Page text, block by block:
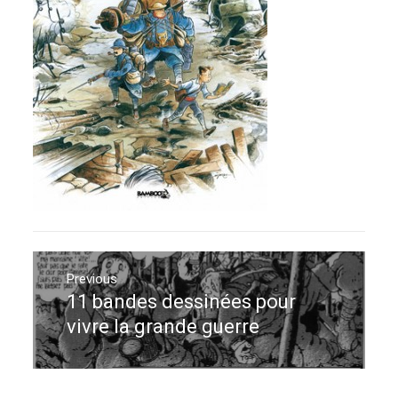
Navigation
de
l’article
Previous
Previous
post:
11 bandes dessinées pour
vivre la grande guerre